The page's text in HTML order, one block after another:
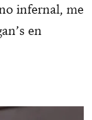
infernal, me
en